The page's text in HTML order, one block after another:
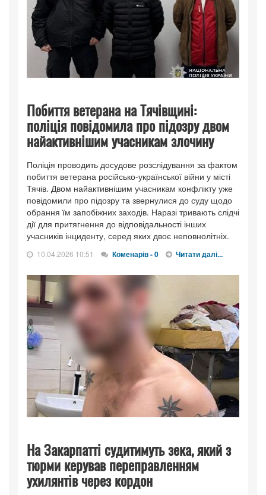
Побиття ветерана на Тячівщині:
поліція повідомила про підозру двом
найактивнішим учасникам злочину
Поліція проводить досудове розслідування за фактом
побиття ветерана російсько-української війни у місті
Тячів. Двом найактивнішим учасникам конфлікту уже
повідомили про підозру та звернулися до суду щодо
обрання їм запобіжних заходів. Наразі тривають слідчі
дії для притягнення до відповідальності інших
учасників інциденту, серед яких двоє неповнолітніх.
10.04.2026 10:51 Коменарів - 0 Читати далі...
На Закарпатті судитимуть зека, який з
тюрми керував переправленням
ухилянтів через кордон